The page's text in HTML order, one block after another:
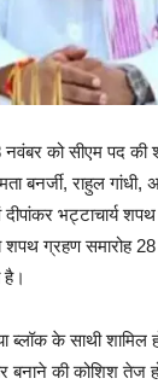
नवंबर को सीएम पद
बनर्जी, राहुल
भट्टाचार्य
ग्रहण समारोह 28
है।
ब्लॉक के साथी
बनाने की कोशिश